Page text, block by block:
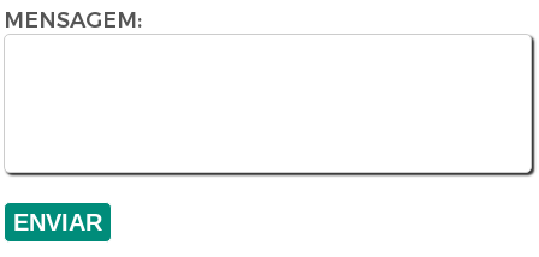
MENSAGEM: